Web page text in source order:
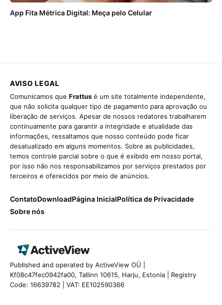
App Fita Métrica Digital: Meça pelo Celular
AVISO LEGAL
Comunicamos que Frattus é um site totalmente independente,
que não solicita qualquer tipo de pagamento para aprovação ou
liberação de serviços. Apesar de nossos redatores trabalharem
continuamente para garantir a integridade e atualidade das
informações, ressaltamos que nosso conteúdo pode ficar
desatualizado em alguns momentos. Sobre as publicidades,
temos controle parcial sobre o que é exibido em nosso portal,
por isso não nos responsabilizamos por serviços prestados por
terceiros e oferecidos por meio de anúncios.
ContatoDownloadPágina InicialPolítica de Privacidade
Sobre nós
Published and operated by ActiveView OÜ |
Kf08c47fec0942fa00, Tallinn 10615, Harju, Estonia | Registry
Code: 16639782 | VAT: EE102590366